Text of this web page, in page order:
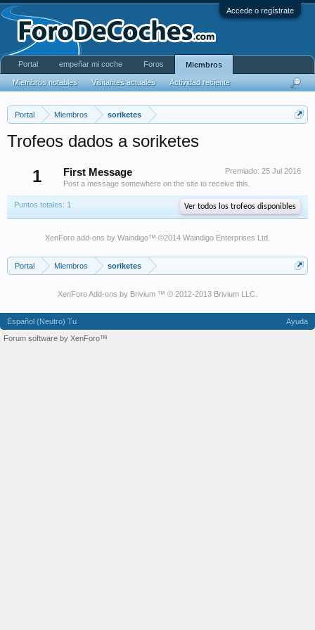
Accede o regístrate
Portal Miembros soriketes
Trofeos dados a soriketes
1
Premiado: 25 Jul 2016
First Message
Post a message somewhere on the site to receive this.
Puntos totales: 1 Ver todos los trofeos disponibles
XenForo add-ons by Waindigo™ ©2014 Waindigo Enterprises Ltd
Portal Miembros soriketes
XenForo Add-ons by Brivium ™ © 2012-2013 Brivium LLC.
Portal empeñar mi coche Foros Miembros
Miembros notables Visitantes actuales Actividad reciente
Español (Neutro) Tu
Ayuda
Forum software by XenForo™